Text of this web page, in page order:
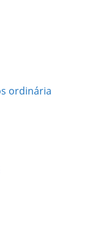
ordinária